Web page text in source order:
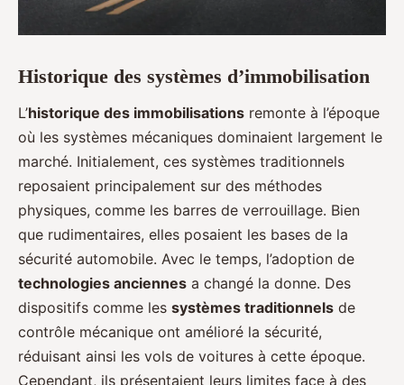
Historique des systèmes d’immobilisation
L’historique des immobilisations remonte à l’époque
où les systèmes mécaniques dominaient largement le
marché. Initialement, ces systèmes traditionnels
reposaient principalement sur des méthodes
physiques, comme les barres de verrouillage. Bien
que rudimentaires, elles posaient les bases de la
sécurité automobile. Avec le temps, l’adoption de
technologies anciennes a changé la donne. Des
dispositifs comme les systèmes traditionnels de
contrôle mécanique ont amélioré la sécurité,
réduisant ainsi les vols de voitures à cette époque.
Cependant, ils présentaient leurs limites face à des